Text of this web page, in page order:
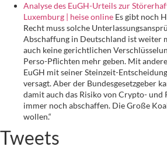
Analyse des EuGH-Urteils zur
Luxemburg | heise online Es gibt noch
Recht muss solche
Abschaffung in Deutschland ist weiter
auch keine gerichtlichen
Perso-Pflichten mehr geben. Mit
EuGH mit seiner Steinzeit-
versagt. Aber der Bundesgesetzgeber
damit auch das Risiko von Crypto-
immer noch abschaffen. Die Große
wollen.“
Tweets